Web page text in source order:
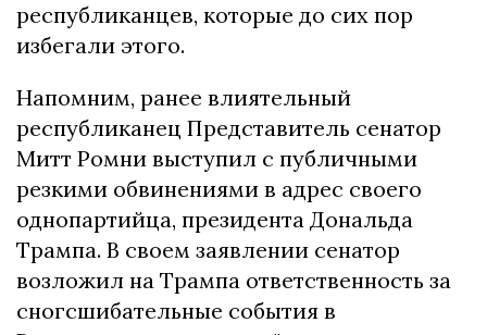
республиканцев, которые до сих пор
избегали этого.
Напомним, ранее влиятельный
республиканец Представитель сенатор
Митт Ромни выступил с публичными
резкими обвинениями в адрес своего
однопартийца, президента Дональда
Трампа. В своем заявлении сенатор
возложил на Трампа ответственность за
сногсшибательные события в